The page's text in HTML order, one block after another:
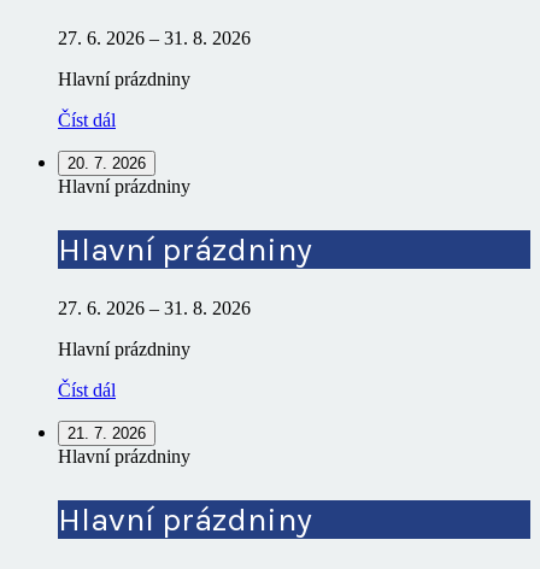
27. 6. 2026 – 31. 8. 2026
Hlavní prázdniny
Číst dál
20. 7. 2026
Hlavní prázdniny
Hlavní prázdniny
27. 6. 2026 – 31. 8. 2026
Hlavní prázdniny
Číst dál
21. 7. 2026
Hlavní prázdniny
Hlavní prázdniny